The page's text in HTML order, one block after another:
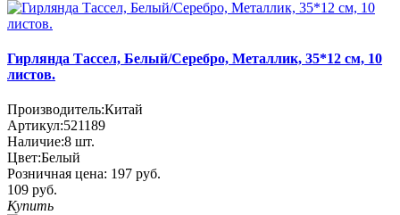
Гирлянда Тассел, Белый/Серебро, Металлик, 35*12 см, 10
листов.
Производитель:Китай
Артикул:521189
Наличие:8 шт.
Цвет:Белый
Розничная цена: 197 руб.
109 руб.
Купить